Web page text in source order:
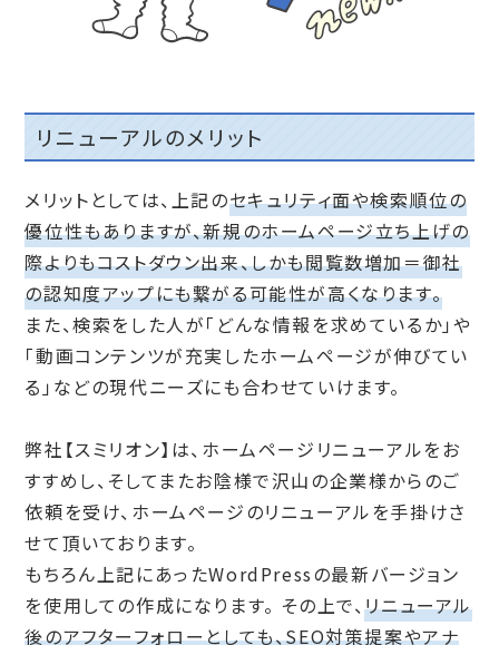
リニューアルのメリット
メリットとしては、上記のセキュリティ面や検索順位の
優位性もありますが、新規のホームページ立ち上げの
際よりもコストダウン出来、しかも閲覧数増加＝御社
の認知度アップにも繋がる可能性が高くなります。
また、検索をした人が「どんな情報を求めているか」や
「動画コンテンツが充実したホームページが伸びてい
る」などの現代ニーズにも合わせていけます。
弊社【スミリオン】は、ホームページリニューアルをお
すすめし、そしてまたお陰様で沢山の企業様からのご
依頼を受け、ホームページのリニューアルを手掛けさ
せて頂いております。
もちろん上記にあったWordPressの最新バージョン
を使用しての作成になります。 その上で、リニューアル
後のアフターフォローとしても、SEO対策提案やアナ